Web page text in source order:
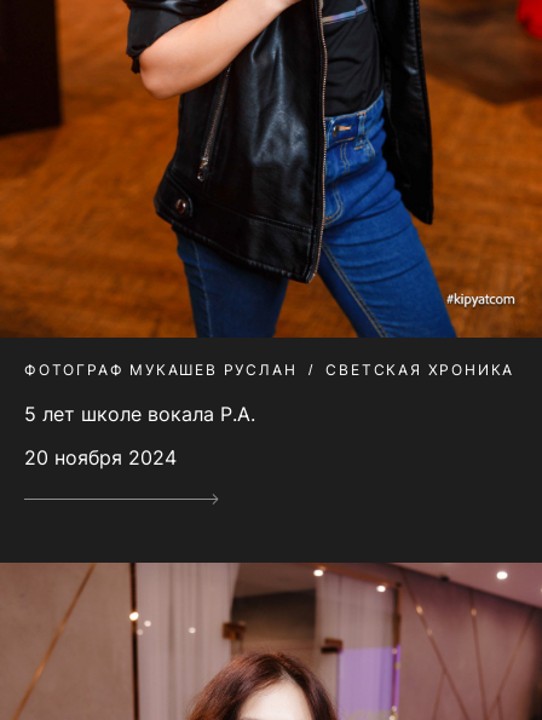
ФОТОГРАФ МУКАШЕВ РУСЛАН СВЕТСКАЯ ХРОНИКА
5 лет школе вокала Р.А.
20 ноября 2024